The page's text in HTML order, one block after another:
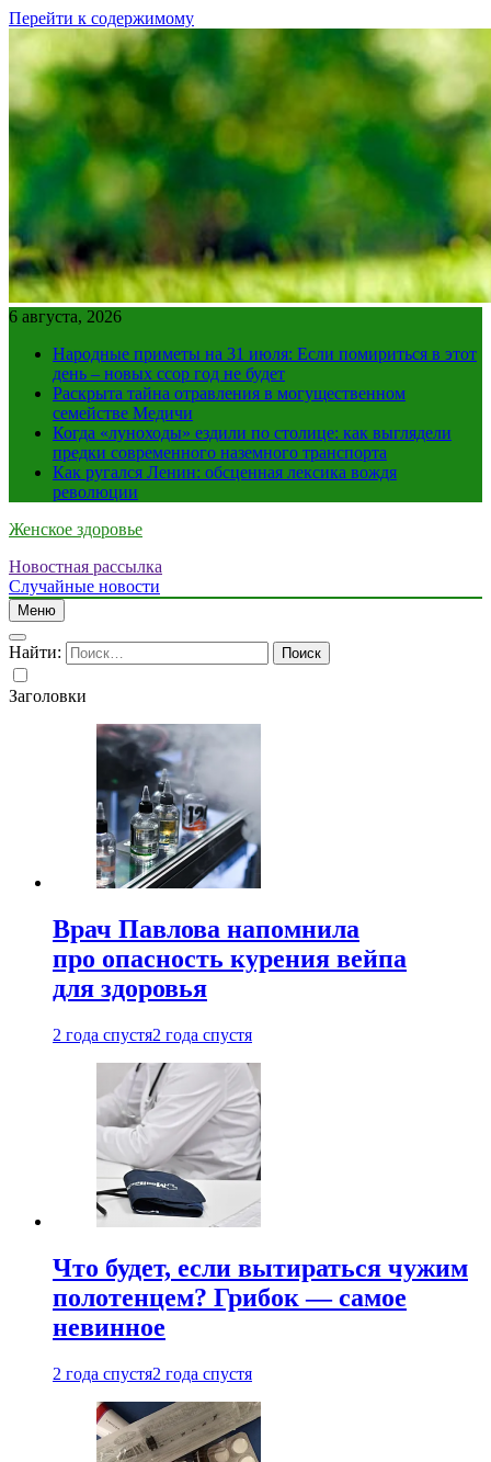
Перейти к содержимому
6 августа, 2026
Народные приметы на 31 июля: Если помириться в этот
день – новых ссор год не будет
Раскрыта тайна отравления в могущественном
семействе Медичи
Когда «луноходы» ездили по столице: как выглядели
предки современного наземного транспорта
Как ругался Ленин: обсценная лексика вождя
революции
Женское здоровье
Новостная рассылка
Случайные новости
Меню
Найти:
Заголовки
Врач Павлова напомнила
про опасность курения вейпа
для здоровья
2 года спустя2 года спустя
Что будет, если вытираться чужим
полотенцем? Грибок — самое
невинное
2 года спустя2 года спустя